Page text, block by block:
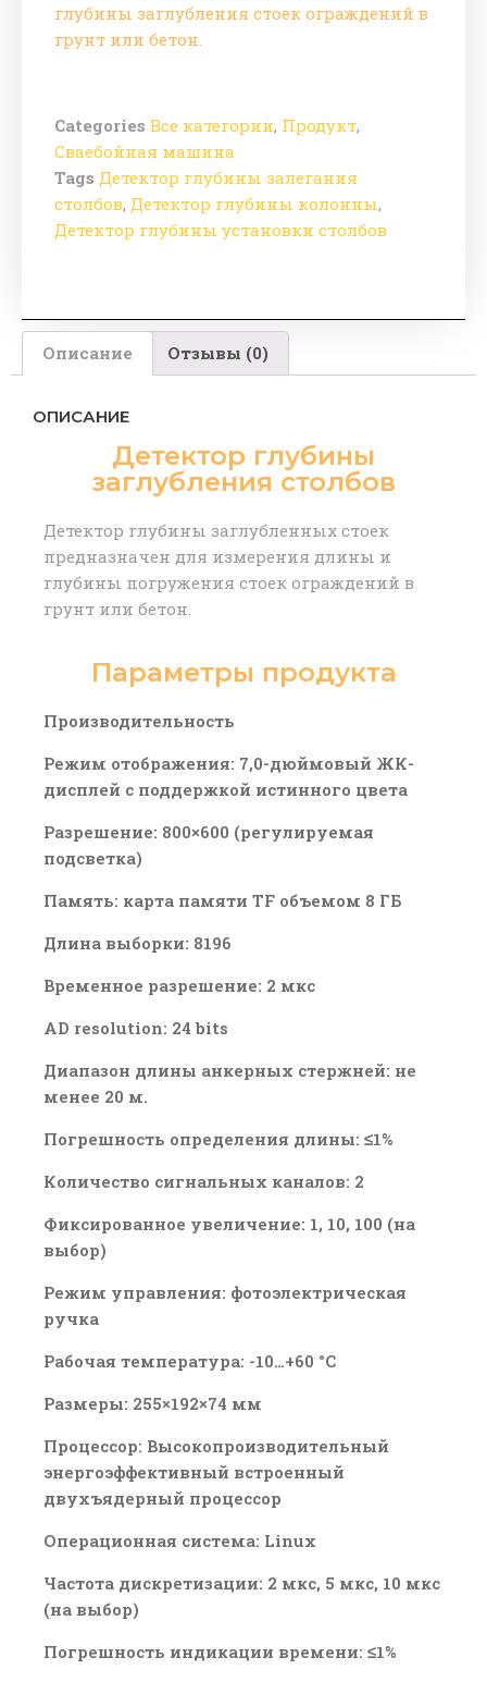
глубины заглубления стоек ограждений в
грунт или бетон.
Categories Все категории, Продукт,
Сваебойная машина
Tags Детектор глубины залегания
столбов, Детектор глубины колонны,
Детектор глубины установки столбов
Описание Отзывы (0)
ОПИСАНИЕ
Детектор глубины
заглубления столбов
Детектор глубины заглубленных стоек
предназначен для измерения длины и
глубины погружения стоек ограждений в
грунт или бетон.
Параметры продукта
Производительность
Режим отображения: 7,0-дюймовый ЖК-
дисплей с поддержкой истинного цвета
Разрешение: 800×600 (регулируемая
подсветка)
Память: карта памяти TF объемом 8 ГБ
Длина выборки: 8196
Временное разрешение: 2 мкс
AD resolution: 24 bits
Диапазон длины анкерных стержней: не
менее 20 м.
Погрешность определения длины: ≤1%
Количество сигнальных каналов: 2
Фиксированное увеличение: 1, 10, 100 (на
выбор)
Режим управления: фотоэлектрическая
ручка
Рабочая температура: -10…+60 °C
Размеры: 255×192×74 мм
Процессор: Высокопроизводительный
энергоэффективный встроенный
двухъядерный процессор
Операционная система: Linux
Частота дискретизации: 2 мкс, 5 мкс, 10 мкс
(на выбор)
Погрешность индикации времени: ≤1%